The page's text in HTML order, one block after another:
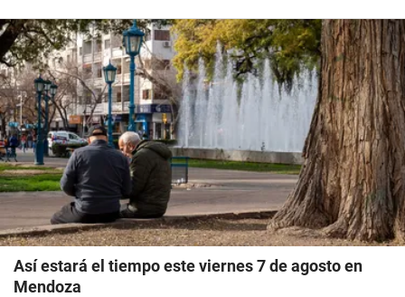
Así estará el tiempo este viernes 7 de agosto en
Mendoza